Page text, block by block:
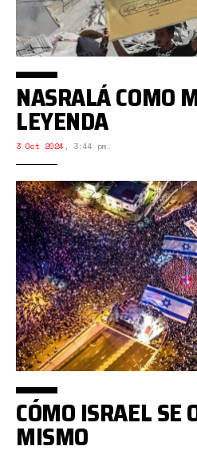
NASRALÁ COMO
LEYENDA
3 Oct 2024 , 3:44 pm.
CÓMO ISRAEL SE
MISMO